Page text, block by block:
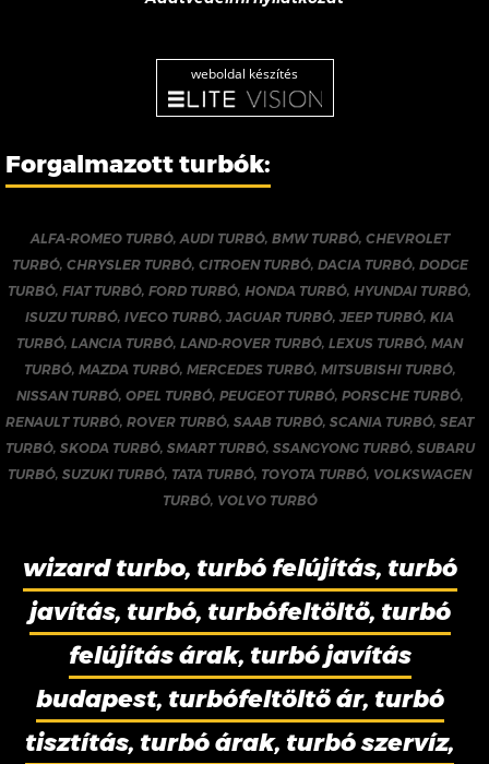
weboldal készítés
Forgalmazott turbók:
ALFA-ROMEO TURBÓ,AUDI TURBÓ, BMW TURBÓ, CHEVROLET
TURBÓ, CHRYSLER TURBÓ, CITROEN TURBÓ, DACIA TURBÓ, DODGE
TURBÓ,FIAT TURBÓ,FORD TURBÓ, HONDA TURBÓ, HYUNDAI TURBÓ,
ISUZU TURBÓ,IVECO TURBÓ,JAGUAR TURBÓ,JEEP TURBÓ,KIA
TURBÓ,LANCIA TURBÓ,LAND-ROVER TURBÓ,LEXUS TURBÓ,MAN
TURBÓ, MAZDA TURBÓ, MERCEDES TURBÓ, MITSUBISHI TURBÓ,
NISSAN TURBÓ, OPEL TURBÓ, PEUGEOT TURBÓ, PORSCHE TURBÓ,
RENAULT TURBÓ,ROVER TURBÓ,SAAB TURBÓ,SCANIA TURBÓ,SEAT
TURBÓ, SKODA TURBÓ, SMART TURBÓ, SSANGYONG TURBÓ, SUBARU
TURBÓ,SUZUKI TURBÓ, TATA TURBÓ, TOYOTA TURBÓ, VOLKSWAGEN
TURBÓ, VOLVO TURBÓ
wizard turbo, turbó felújítás, turbó
javítás, turbó, turbófeltöltő, turbó
felújítás árak, turbó javítás
budapest, turbófeltöltő ár, turbó
tisztítás, turbó árak, turbó szervíz,